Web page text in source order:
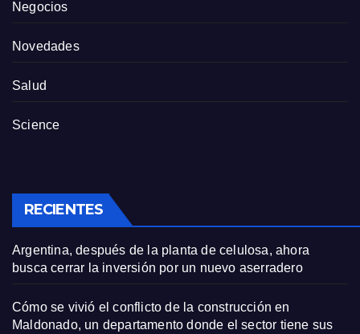
Negocios
Novedades
Salud
Science
RECIENTES
Argentina, después de la planta de celulosa, ahora
busca cerrar la inversión por un nuevo aserradero
Cómo se vivió el conflicto de la construcción en
Maldonado, un departamento donde el sector tiene sus